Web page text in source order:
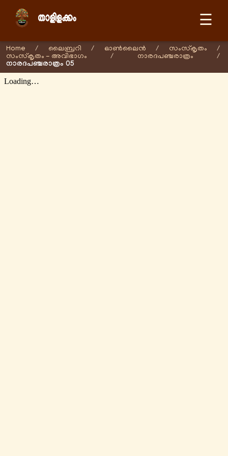
☰
Home / ലൈബ്രറി / ഓണ്‍ലൈന്‍ / സംസ്കൃതം
/
സംസ്കൃതം - അവിഭാഗം
/ നാരദപഞ്ചരാത്രം /
നാരദപഞ്ചരാത്രം 05